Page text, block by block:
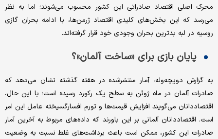
محرک اصلی اقتصاد صادراتی این کشور محسوب می‌شوند؛ اما به نظر
می‌رسد که این بخش‌های کلیدی اقتصاد ژرمن‌ها، با ادامه بحران گازی
روسیه در لبه بدترین بحران وجودی خود قرار گرفته‌اند.
پایان بازی برای «ساخت آلمان»؟
به گزارش دویچه‌وله، آمار منتشر‌شده در هفته گذشته نشان می‌دهد که
صادرات آلمان در ماه ژوئن به سطح یک رکورد رسیده است؛ با این حال،
اقتصاددانان می‌گویند افزایش قیمت‌ها و تورم افسارگسیخته عامل این امر
است. اقتصاددانان آلمانی بر این باورند که داده‌های مربوط به آخرین آمار
صادرات این کشور، ممکن است باعث برداشت‌های غلط نسبت به وضعیت